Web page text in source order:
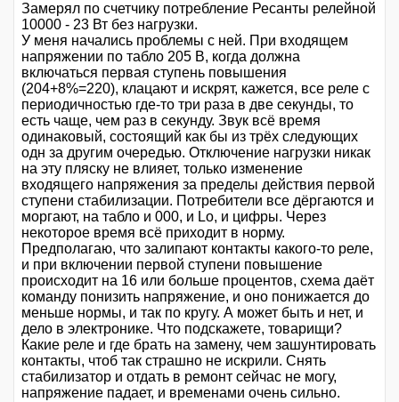
Замерял по счетчику потребление Ресанты релейной
10000 - 23 Вт без нагрузки.
У меня начались проблемы с ней. При входящем
напряжении по табло 205 В, когда должна
включаться первая ступень повышения
(204+8%=220), клацают и искрят, кажется, все реле с
периодичностью где-то три раза в две секунды, то
есть чаще, чем раз в секунду. Звук всё время
одинаковый, состоящий как бы из трёх следующих
одн за другим очередью. Отключение нагрузки никак
на эту пляску не влияет, только изменение
входящего напряжения за пределы действия первой
ступени стабилизации. Потребители все дёргаются и
моргают, на табло и 000, и Lo, и цифры. Через
некоторое время всё приходит в норму.
Предполагаю, что залипают контакты какого-то реле,
и при включении первой ступени повышение
происходит на 16 или больше процентов, схема даёт
команду понизить напряжение, и оно понижается до
меньше нормы, и так по кругу. А может быть и нет, и
дело в электронике. Что подскажете, товарищи?
Какие реле и где брать на замену, чем зашунтировать
контакты, чтоб так страшно не искрили. Снять
стабилизатор и отдать в ремонт сейчас не могу,
напряжение падает, и временами очень сильно.